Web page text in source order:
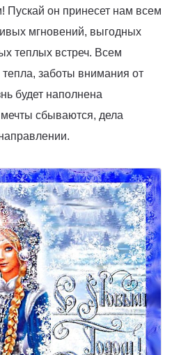
Пускай он принесет нам всем
мгновений, выгодных
теплых встреч. Всем
заботы внимания от
будет наполнена
сбываются, дела